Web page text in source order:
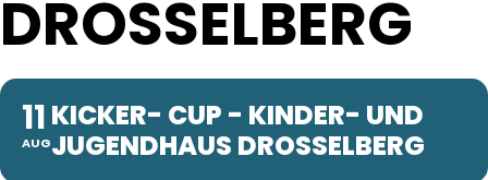
DROSSELBERG
11
AUG
KICKER- CUP - KINDER- UND
JUGENDHAUS DROSSELBERG